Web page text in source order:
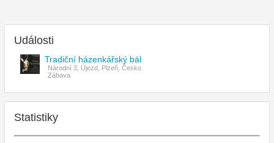
Události
Tradiční házenkářský bál
Národní 3, Újezd, Plzeň, Česko
Zábava
Statistiky